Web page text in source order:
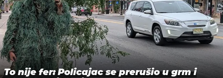
To nije fer: Policajac se prerušio u grm i